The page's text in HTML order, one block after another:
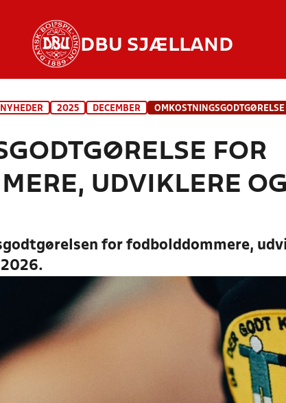
DBU SJÆLLAND
NYHEDER 2025 DECEMBER
FOR
UDVIKLERE
for fodbolddommere,